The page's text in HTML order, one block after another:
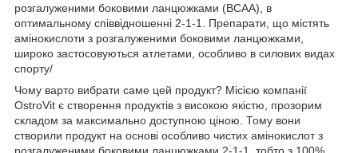
розгалуженими боковими ланцюжками (BCAA), в
оптимальному співвідношенні 2-1-1. Препарати, що містять
амінокислоти з розгалуженими боковими ланцюжками,
широко застосовуються атлетами, особливо в силових видах
спорту/
Чому варто вибрати саме цей продукт? Місією компанії
OstroVit є створення продуктів з високою якістю, прозорим
складом за максимально доступною ціною. Тому вони
створили продукт на основі особливо чистих амінокислот з
розгалуженими боковими ланцюжками 2-1-1, тобто з 100%